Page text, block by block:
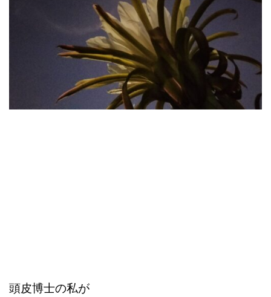
頭皮博士の私が